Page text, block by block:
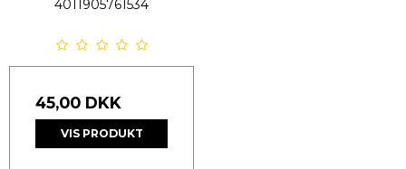
4011905761534
45,00 DKK
VIS PRODUKT